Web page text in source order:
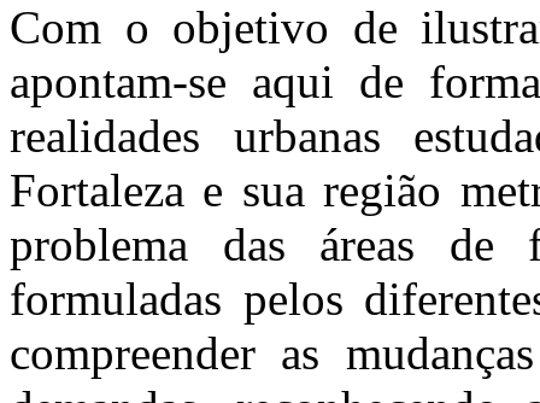
Com o objetivo de
apontam-se aqui de
realidades urbanas
Fortaleza e sua região
problema das áreas de
formuladas pelos
compreender as